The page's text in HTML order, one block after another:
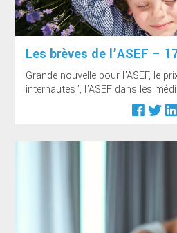
Les brèves de l’ASEF –
Grande nouvelle pour l'ASEF, le
internautes", l'ASEF dans les